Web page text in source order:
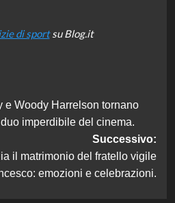
di sportsu Blog.it
e Woody Harrelson tornano
duo imperdibile del cinema.
Successivo:
il matrimonio del fratello vigile
emozioni e celebrazioni.